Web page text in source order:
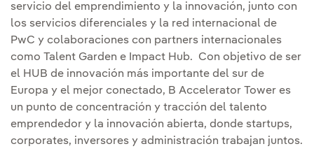
servicio del emprendimiento y la innovación, junto con
los servicios diferenciales y la red internacional de
PwC y colaboraciones con partners internacionales
como Talent Garden e Impact Hub. Con objetivo de ser
el HUB de innovación más importante del sur de
Europa y el mejor conectado, B Accelerator Tower es
un punto de concentración y tracción del talento
emprendedor y la innovación abierta, donde startups,
corporates, inversores y administración trabajan juntos.